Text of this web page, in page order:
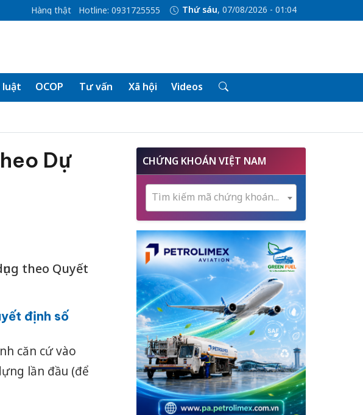
Hàng thật Hotline: 0931725555 Thứ sáu, 07/08/2026 - 01:04
luật OCOP Tư vấn Xã hội Videos
Dự
theo Quyết
định số
căn cứ vào
lần đầu (để
CHỨNG KHOÁN VIỆT NAM
Tìm kiếm mã chứng khoán...